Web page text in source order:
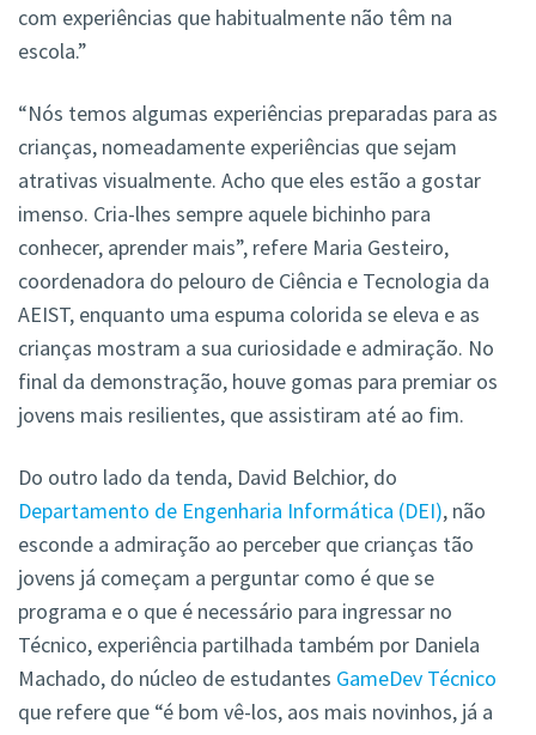
com experiências que habitualmente não têm na
escola.”
“Nós temos algumas experiências preparadas para as
crianças, nomeadamente experiências que sejam
atrativas visualmente. Acho que eles estão a gostar
imenso. Cria-lhes sempre aquele bichinho para
conhecer, aprender mais”, refere Maria Gesteiro,
coordenadora do pelouro de Ciência e Tecnologia da
AEIST, enquanto uma espuma colorida se eleva e as
crianças mostram a sua curiosidade e admiração. No
final da demonstração, houve gomas para premiar os
jovens mais resilientes, que assistiram até ao fim.
Do outro lado da tenda, David Belchior, do
Departamento de Engenharia Informática (DEI), não
esconde a admiração ao perceber que crianças tão
jovens já começam a perguntar como é que se
programa e o que é necessário para ingressar no
Técnico, experiência partilhada também por Daniela
Machado, do núcleo de estudantes GameDev Técnico
que refere que “é bom vê-los, aos mais novinhos, já a